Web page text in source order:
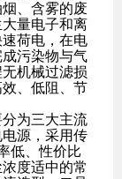
、含雾的废
量电子和离
荷电，在电
污染物与气
机械过滤损
、低阻、节
为三大主流
源，采用传
低、性价比
度适中的常